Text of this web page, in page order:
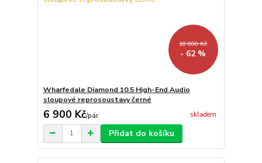
18 000 Kč
- 62 %
Wharfedale Diamond 10.5 High-End Audio
sloupové reprosoustavy černé
6 900 Kč/pár skladem
Přidat do košíku